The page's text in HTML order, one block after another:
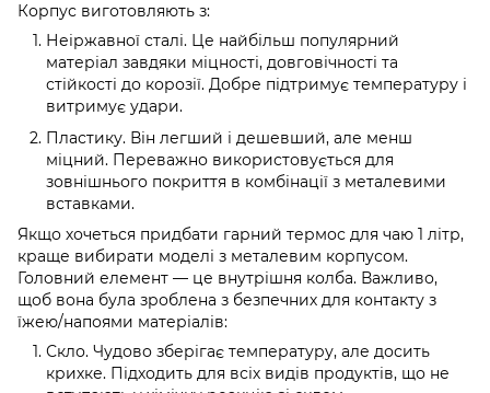
Корпус виготовляють з:
Неіржавної сталі. Це найбільш популярний
матеріал завдяки міцності, довговічності та
стійкості до корозії. Добре підтримує температуру і
витримує удари.
Пластику. Він легший і дешевший, але менш
міцний. Переважно використовується для
зовнішнього покриття в комбінації з металевими
вставками.
Якщо хочеться придбати гарний термос для чаю 1 літр,
краще вибирати моделі з металевим корпусом.
Головний елемент — це внутрішня колба. Важливо,
щоб вона була зроблена з безпечних для контакту з
їжею/напоями матеріалів:
Скло. Чудово зберігає температуру, але досить
крихке. Підходить для всіх видів продуктів, що не